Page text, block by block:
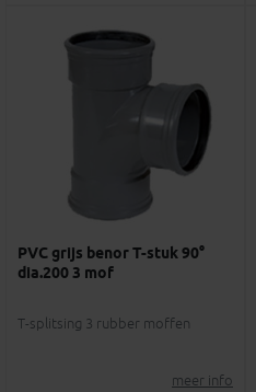
PVC grijs benor T-stuk 90°
dia.200 3 mof
T-splitsing 3 rubber moffen
meer info